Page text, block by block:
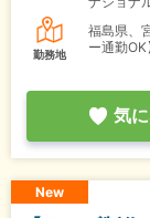
勤務地
福島県、
ー通勤OK
気
New